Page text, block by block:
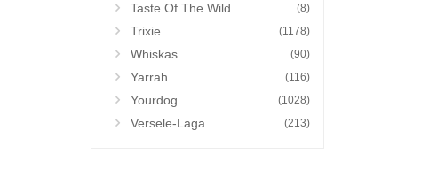
Taste Of The Wild (8)
Trixie (1178)
Whiskas (90)
Yarrah (116)
Yourdog (1028)
Versele-Laga (213)